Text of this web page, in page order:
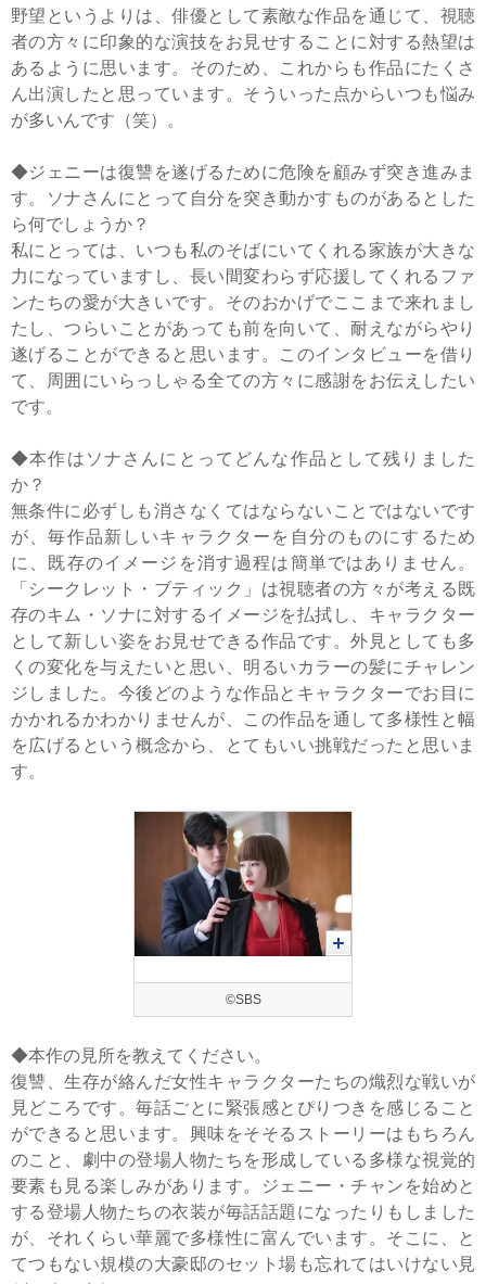
野望というよりは、俳優として素敵な作品を通じて、視聴
者の方々に印象的な演技をお見せすることに対する熱望は
あるように思います。そのため、これからも作品にたくさ
ん出演したと思っています。そういった点からいつも悩み
が多いんです（笑）。
◆ジェニーは復讐を遂げるために危険を顧みず突き進みま
す。ソナさんにとって自分を突き動かすものがあるとした
ら何でしょうか？
私にとっては、いつも私のそばにいてくれる家族が大きな
力になっていますし、長い間変わらず応援してくれるファ
ンたちの愛が大きいです。そのおかげでここまで来れまし
たし、つらいことがあっても前を向いて、耐えながらやり
遂げることができると思います。このインタビューを借り
て、周囲にいらっしゃる全ての方々に感謝をお伝えしたい
です。
◆本作はソナさんにとってどんな作品として残りました
か？
無条件に必ずしも消さなくてはならないことではないです
が、毎作品新しいキャラクターを自分のものにするため
に、既存のイメージを消す過程は簡単ではありません。
「シークレット・ブティック」は視聴者の方々が考える既
存のキム・ソナに対するイメージを払拭し、キャラクター
として新しい姿をお見せできる作品です。外見としても多
くの変化を与えたいと思い、明るいカラーの髪にチャレン
ジしました。今後どのような作品とキャラクターでお目に
かかれるかわかりませんが、この作品を通して多様性と幅
を広げるという概念から、とてもいい挑戦だったと思いま
す。
©SBS
◆本作の見所を教えてください。
復讐、生存が絡んだ女性キャラクターたちの熾烈な戦いが
見どころです。毎話ごとに緊張感とぴりつきを感じること
ができると思います。興味をそそるストーリーはもちろん
のこと、劇中の登場人物たちを形成している多様な視覚的
要素も見る楽しみがあります。ジェニー・チャンを始めと
する登場人物たちの衣装が毎話話題になったりもしました
が、それくらい華麗で多様性に富んでいます。そこに、と
てつもない規模の大豪邸のセット場も忘れてはいけない見